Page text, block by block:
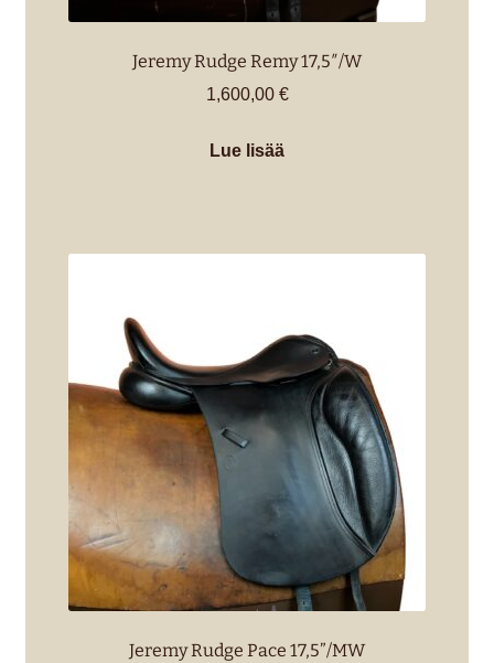
Jeremy Rudge Remy 17,5″/W
1,600,00 €
Lue lisää
Jeremy Rudge Pace 17,5”/MW